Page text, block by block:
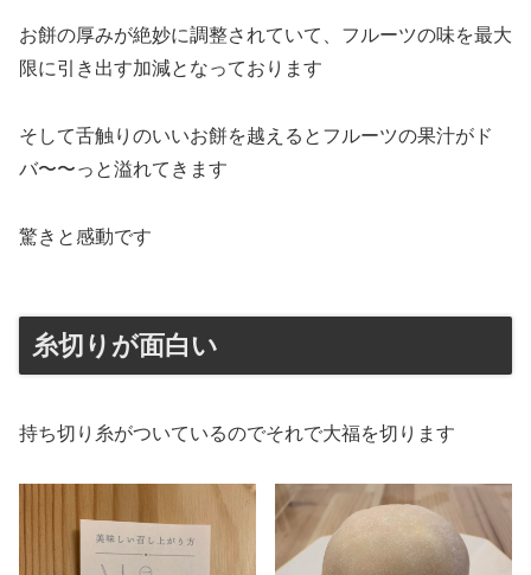
お餅の厚みが絶妙に調整されていて、フルーツの味を最大
限に引き出す加減となっております
そして舌触りのいいお餅を越えるとフルーツの果汁がド
バ〜〜っと溢れてきます
驚きと感動です
糸切りが面白い
持ち切り糸がついているのでそれで大福を切ります